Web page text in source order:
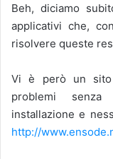
Beh, diciamo
applicativi che,
risolvere queste
Vi è però un
problemi
installazione e
http://